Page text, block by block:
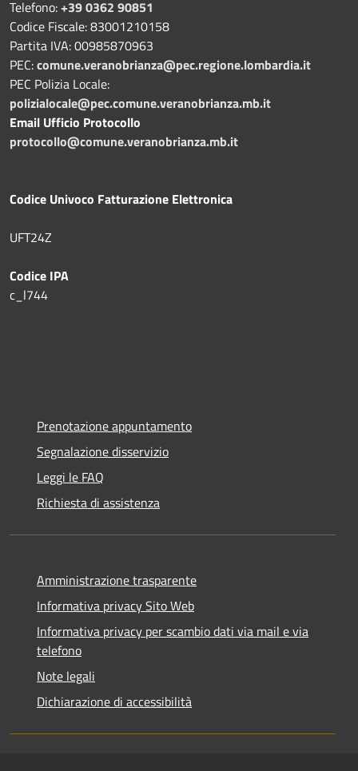
Telefono:+39 0362 90851
Codice Fiscale: 83001210158
Partita IVA: 00985870963
PEC:comune.veranobrianza@pec.regione.lombardia.it
PEC Polizia Locale:
polizialocale@pec.comune.veranobrianza.mb.it
Email Ufficio Protocollo
protocollo@comune.veranobrianza.mb.it
Codice Univoco Fatturazione Elettronica
UFT24Z
Codice IPA
c_l744
Prenotazione appuntamento
Segnalazione disservizio
Leggi le FAQ
Richiesta di assistenza
Amministrazione trasparente
Informativa privacy Sito Web
Informativa privacy per scambio dati via mail e via
telefono
Note legali
Dichiarazione di accessibilità